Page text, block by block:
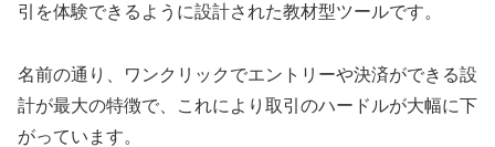
引を体験できるように設計された教材型ツールです。
名前の通り、ワンクリックでエントリーや決済ができる設
計が最大の特徴で、これにより取引のハードルが大幅に下
がっています。